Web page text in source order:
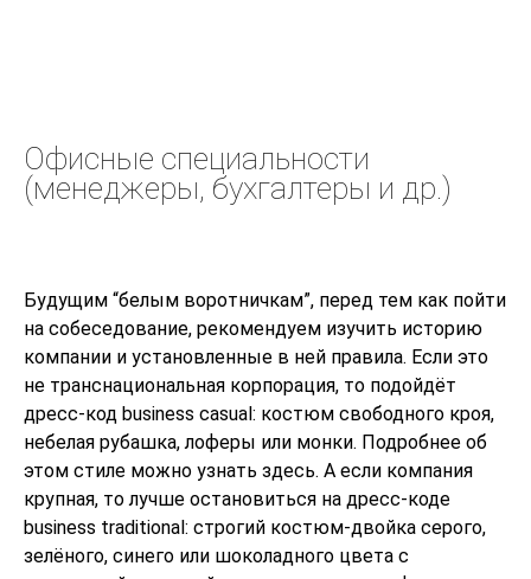
Офисные специальности
(менеджеры, бухгалтеры и др.)
Будущим “белым воротничкам”, перед тем как пойти
на собеседование, рекомендуем изучить историю
компании и установленные в ней правила. Если это
не транснациональная корпорация, то подойдёт
дресс-код business casual: костюм свободного кроя,
небелая рубашка, лоферы или монки. Подробнее об
этом стиле можно узнать здесь. А если компания
крупная, то лучше остановиться на дресс-коде
business traditional: строгий костюм-двойка серого,
зелёного, синего или шоколадного цвета с